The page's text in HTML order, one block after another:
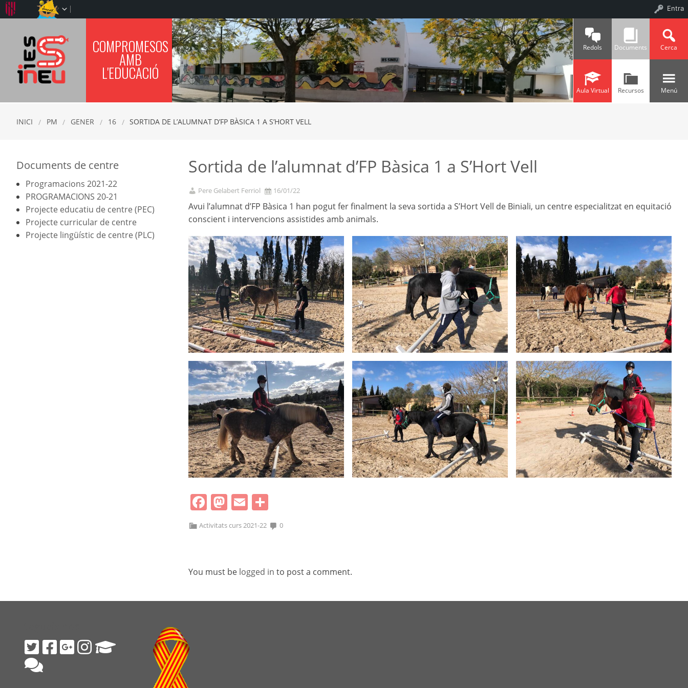
IES SINEU
COMPROMESOS
AMB
L'EDUCACIÓ
Redols Documents Cerca
Aula Virtual Recursos Menú
INICI PM GENER 16 SORTIDA DE L’ALUMNAT D’FP BÀSICA 1 A S’HORT VELL
Sortida de l’alumnat d’FP Bàsica 1 a S’Hort Vell
Pere Gelabert Ferriol 16/01/22
Avui l’alumnat d’FP Bàsica 1 han pogut fer finalment la seva sortida a S’Hort Vell de Biniali, un centre especialitzat en equitació
conscient i intervencions assistides amb animals.
Facebook
Mastodon
Email
Activitats curs 2021-22 0
You must be logged in to post a comment.
Documents de centre
Programacions 2021-22
PROGRAMACIONS 20-21
Projecte educatiu de centre (PEC)
Projecte curricular de centre
Projecte lingüístic de centre (PLC)
Entra